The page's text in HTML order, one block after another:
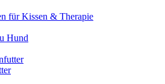
für Kissen & Therapie
Hund